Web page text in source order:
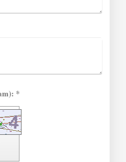
Captcha (código antispam): *